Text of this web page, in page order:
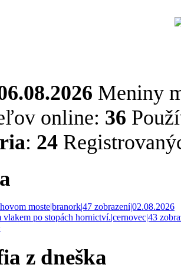
Meniny
online: 36
: 24
z dneška